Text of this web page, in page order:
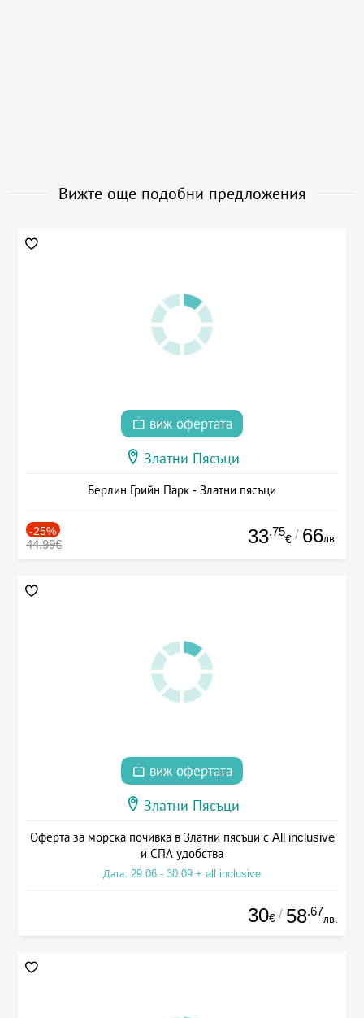
Вижте още подобни предложения
виж офертата
Златни Пясъци
Берлин Грийн Парк - Златни пясъци
-25%
44.99€ 33.75
€ / 66лв.
виж офертата
Златни Пясъци
Оферта за морска почивка в Златни пясъци с All inclusive
и СПА удобства
Дата: 29.06 - 30.09 + all inclusive
30€ / 58.67
лв.